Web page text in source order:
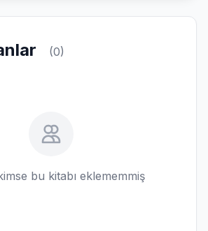
(0)
bu kitabı eklememmiş